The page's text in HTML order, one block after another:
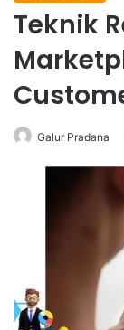
Teknik
Galur Pradana